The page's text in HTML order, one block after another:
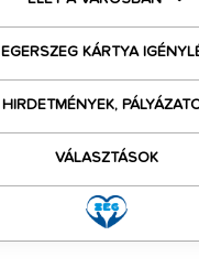
EGERSZEG KÁRTYA
HIRDETMÉNYEK,
VÁLASZTÁSOK